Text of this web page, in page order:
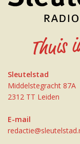
Sleutelstad
Middelstegracht 87A
2312 TT Leiden
E-mail